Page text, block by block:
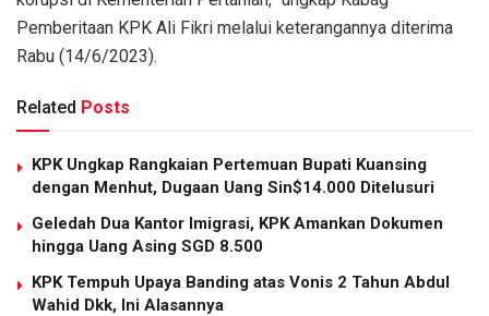
Pemberitaan KPK Ali Fikri melalui keterangannya diterima
Rabu (14/6/2023).
Related Posts
KPK Ungkap Rangkaian Pertemuan Bupati Kuansing
dengan Menhut, Dugaan Uang Sin$14.000 Ditelusuri
Geledah Dua Kantor Imigrasi, KPK Amankan Dokumen
hingga Uang Asing SGD 8.500
KPK Tempuh Upaya Banding atas Vonis 2 Tahun Abdul
Wahid Dkk, Ini Alasannya